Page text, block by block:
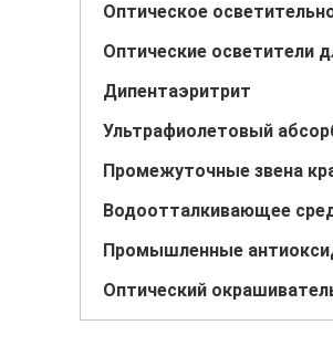
Дипентаэритрит
Ультрафиолетовый
Промежуточные звена
Водоотталкивающее
Промышленные